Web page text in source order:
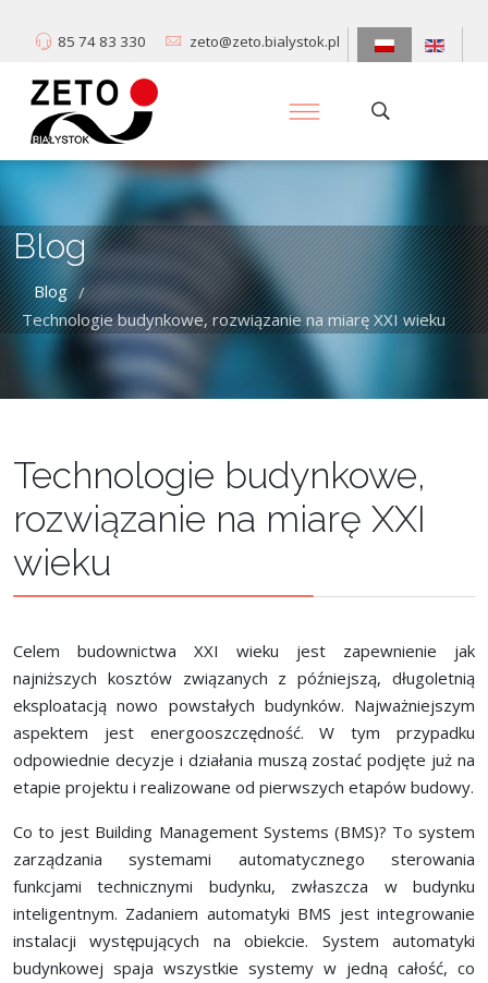
85 74 83 330 zeto@zeto.bialystok.pl
Blog
Blog /
Technologie budynkowe, rozwiązanie na miarę XXI wieku
Technologie budynkowe,
rozwiązanie na miarę XXI
wieku
Celem budownictwa XXI wieku jest zapewnienie jak
najniższych kosztów związanych z późniejszą, długoletnią
eksploatacją nowo powstałych budynków. Najważniejszym
aspektem jest energooszczędność. W tym przypadku
odpowiednie decyzje i działania muszą zostać podjęte już na
etapie projektu i realizowane od pierwszych etapów budowy.
Co to jest Building Management Systems (BMS)? To system
zarządzania systemami automatycznego sterowania
funkcjami technicznymi budynku, zwłaszcza w budynku
inteligentnym. Zadaniem automatyki BMS jest integrowanie
instalacji występujących na obiekcie. System automatyki
budynkowej spaja wszystkie systemy w jedną całość, co